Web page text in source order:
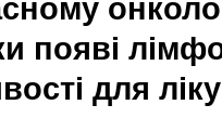
появі
для